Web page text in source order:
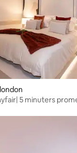
5 minuters